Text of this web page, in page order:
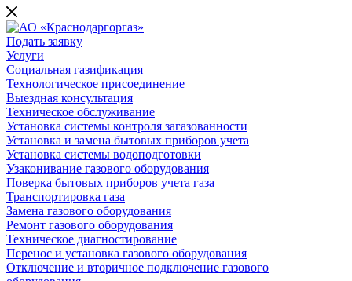
Подать заявку
Услуги
Социальная газификация
Технологическое присоединение
Выездная консультация
Техническое обслуживание
Установка системы контроля загазованности
Установка и замена бытовых приборов учета
Установка системы водоподготовки
Узаконивание газового оборудования
Поверка бытовых приборов учета газа
Транспортировка газа
Замена газового оборудования
Ремонт газового оборудования
Техническое диагностирование
Перенос и установка газового оборудования
Отключение и вторичное подключение газового